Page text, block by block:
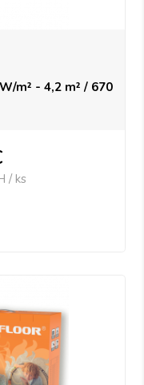
m² - 4,2 m² / 670
/ ks